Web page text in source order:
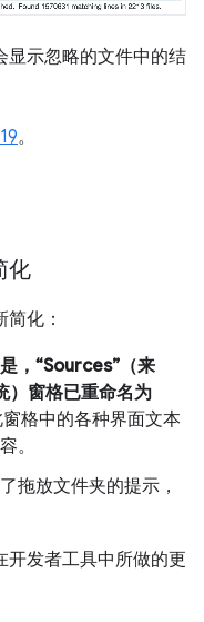
显示忽略的文件中的结
。
化
化：
，“Sources”（来
）窗格已重命名为
格中的各种界面文本
。
拖放文件夹的提示，
开发者工具中所做的更